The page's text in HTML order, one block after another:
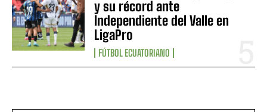
y su récord ante
Independiente del Valle en
LigaPro
FÚTBOL ECUATORIANO